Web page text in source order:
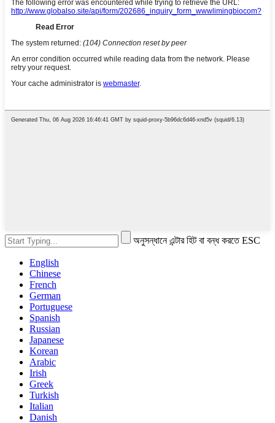
অনুসন্ধানে এন্টার হিট বা বন্ধ করতে ESC
English
Chinese
French
German
Portuguese
Spanish
Russian
Japanese
Korean
Arabic
Irish
Greek
Turkish
Italian
Danish